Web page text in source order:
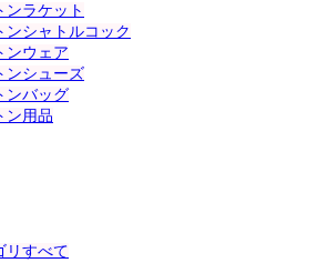
ンラケット
ンシャトルコック
ンウェア
ンシューズ
ンバッグ
ン用品
リすべて